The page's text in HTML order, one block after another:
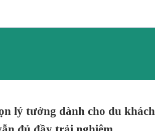
lý tưởng dành cho du khách